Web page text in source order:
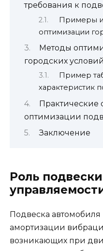
требования к
Примеры и
оптимизации
Методы
городских условий
Пример
характеристик
Практические
оптимизации
Заключение
Роль
Подвеска
амортизации
возникающих при